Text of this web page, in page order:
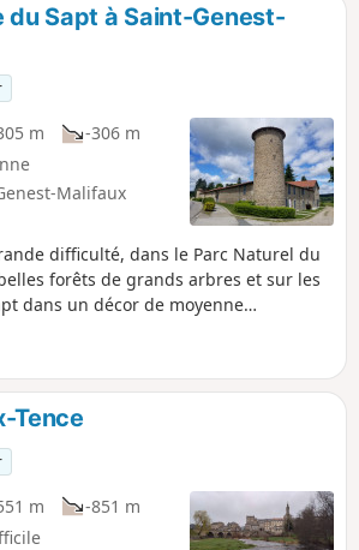
du Sapt à Saint-Genest-
m
-306 m
Malifaux
difficulté, dans le Parc Naturel du
forêts de grands arbres et sur les
dans un décor de moyenne
la bourgade de Saint-Genest-
alentours des 1000 m d'altitude et
sont à l'ombre des arbres
Tence
m
-851 m